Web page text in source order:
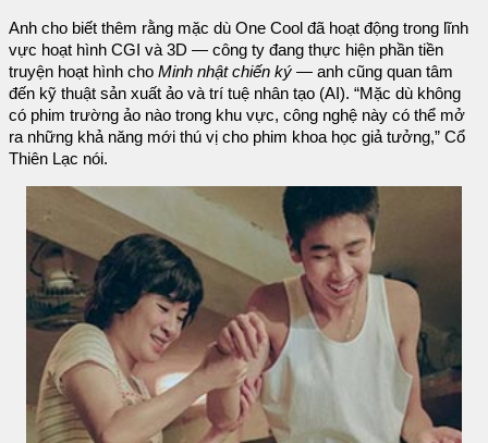
Anh cho biết thêm rằng mặc dù One Cool đã hoạt động trong lĩnh
vực hoạt hình CGI và 3D — công ty đang thực hiện phần tiền
truyện hoạt hình cho Minh nhật chiến ký — anh cũng quan tâm
đến kỹ thuật sản xuất ảo và trí tuệ nhân tạo (AI). “Mặc dù không
có phim trường ảo nào trong khu vực, công nghệ này có thể mở
ra những khả năng mới thú vị cho phim khoa học giả tưởng,” Cổ
Thiên Lạc nói.